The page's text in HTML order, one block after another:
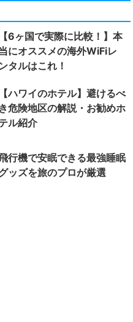
【6ヶ国で実際に比較！】本
にオススメの海外WiFiレ
ンタルはこれ！
【ハワイのホテル】避けるべ
き危険地区の解説・お勧めホ
ル紹介
行機で安眠できる最強睡眠
ッズを旅のプロが厳選